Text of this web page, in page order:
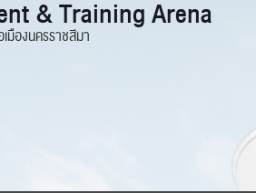
& Training Arena
มืองนครราชสีมา